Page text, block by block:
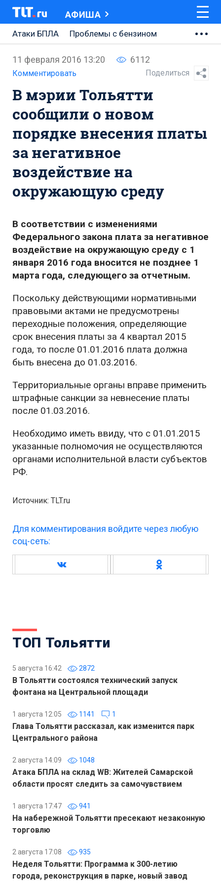
АФИША
Атаки БПЛА
Проблемы с бензином
АВТОВАЗ
Ремонт Центральной площади
Ремонт Обводного шоссе
Набережная Тольятти
Неделя Тольятти
11 февраля 2016 13:20 6112
Комментировать Поделиться
В мэрии Тольятти
сообщили о новом
порядке внесения платы
за негативное
воздействие на
окружающую среду
В соответствии с изменениями
Федерального закона плата за негативное
воздействие на окружающую среду с 1
января 2016 года вносится не позднее 1
марта года, следующего за отчетным.
Поскольку действующими нормативными
правовыми актами не предусмотрены
переходные положения, определяющие
срок внесения платы за 4 квартал 2015
года, то после 01.01.2016 плата должна
быть внесена до 01.03.2016.
Территориальные органы вправе применить
штрафные санкции за невнесение платы
после 01.03.2016.
Необходимо иметь ввиду, что с 01.01.2015
указанные полномочия не осуществляются
органами исполнительной власти субъектов
РФ.
Источник: TLT.ru
Для комментирования войдите через любую
соц-сеть:
ТОП Тольятти
5 августа 16:42 2872
В Тольятти состоялся технический запуск
фонтана на Центральной площади
1 августа 12:05 1141 1
Глава Тольятти рассказал, как изменится парк
Центрального района
2 августа 14:09 1048
Атака БПЛА на склад WB: Жителей Самарской
области просят следить за самочувствием
1 августа 17:47 941
На набережной Тольятти пресекают незаконную
торговлю
2 августа 17:08 935
Неделя Тольятти: Программа к 300-летию
города, реконструкция в парке, новый завод